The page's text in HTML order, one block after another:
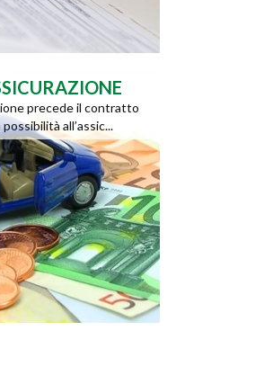
precede il contratto
all’assic...